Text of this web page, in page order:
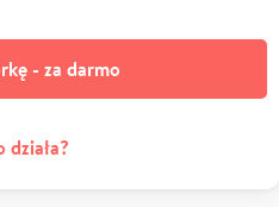
- za darmo
działa?